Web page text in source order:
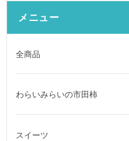
メニュー
全商品
わらいみらいの市田柿
スイーツ